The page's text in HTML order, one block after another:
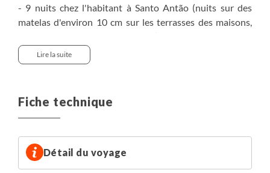
- 9 nuits chez l'habitant à Santo Antão (nuits sur des
matelas d'environ 10 cm sur les terrasses des maisons,
salle d'eau et sanitaires communs)
Les conditions de confort sont parfois sommaires, et
Nous dormons le plus souvent sur les terrasses des
maisons de villages, à la belle étoile, bénéficiant ainsi de
de l’accueil des Capverdiens.
L’eau est précieuse au Cap-Vert et peut parfois manquer
Lire la suite
Fiche technique
Détail du voyage